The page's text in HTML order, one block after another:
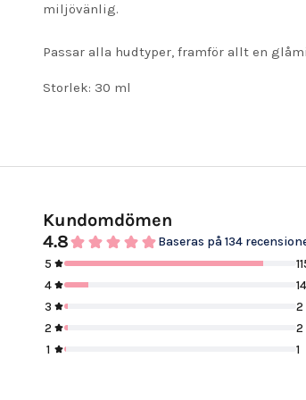
miljövänlig.
Passar alla hudtyper, framför allt en
Storlek: 30 ml
Kundomdömen
4.8
Baseras på 134
5
4
14
3
2
2
2
1
1